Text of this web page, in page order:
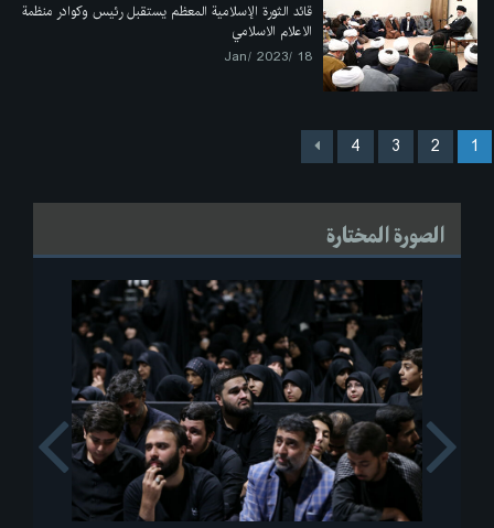
قائد الثورة الإسلامية المعظم يستقبل رئيس وكوادر منظمة
الاعلام الاسلامي
18 /Jan/ 2023
1
2
3
4
الصورة المختارة
Next